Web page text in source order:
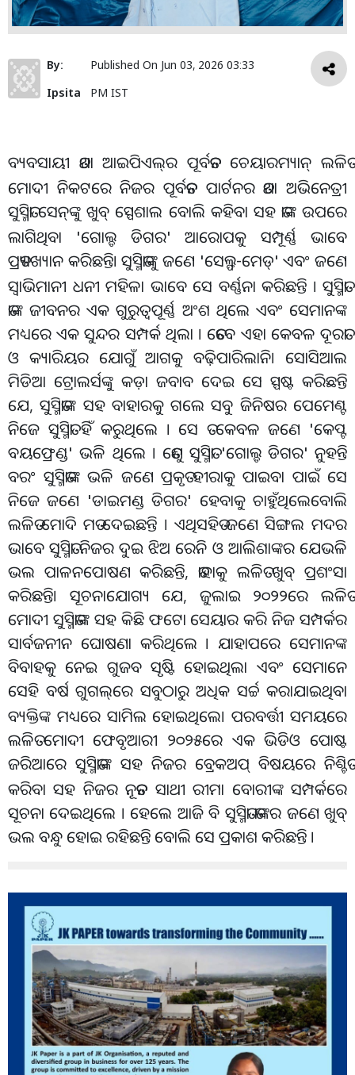
By:
Ipsita
Published On Jun 03, 2026 03:33
PM IST
ବ୍ୟବସାୟୀ ତଥା ଆଇପିଏଲ୍ର ପୂର୍ବତନ ଚେୟାରମ୍ୟାନ୍ ଲଳିତ
ମୋଦୀ ନିକଟରେ ନିଜର ପୂର୍ବତନ ପାର୍ଟନର ତଥା ଅଭିନେତ୍ରୀ
ସୁସ୍ମିତା ସେନ୍ଙ୍କୁ ଖୁବ୍ ସ୍ପେଶାଲ ବୋଲି କହିବା ସହ ତାଙ୍କ ଉପରେ
ଲାଗିଥିବା 'ଗୋଲ୍ଡ ଡିଗର' ଆରୋପକୁ ସମ୍ପୂର୍ଣ୍ଣ ଭାବେ
ପ୍ରତ୍ୟାଖ୍ୟାନ କରିଛନ୍ତି। ସୁସ୍ମିତାଙ୍କୁ ଜଣେ 'ସେଲ୍ଫ-ମେଡ୍' ଏବଂ ଜଣେ
ସ୍ୱାଭିମାନୀ ଧନୀ ମହିଳା ଭାବେ ସେ ବର୍ଣ୍ଣନା କରିଛନ୍ତି । ସୁସ୍ମିତା
ତାଙ୍କ ଜୀବନର ଏକ ଗୁରୁତ୍ୱପୂର୍ଣ୍ଣ ଅଂଶ ଥିଲେ ଏବଂ ସେମାନଙ୍କ
ମଧ୍ୟରେ ଏକ ସୁନ୍ଦର ସମ୍ପର୍କ ଥିଲା । ତେବେ ଏହା କେବଳ ଦୂରତା
ଓ କ୍ୟାରିୟର ଯୋଗୁଁ ଆଗକୁ ବଢ଼ିପାରିଲାନି। ସୋସିଆଲ
ମିଡିଆ ଟ୍ରୋଲର୍ସଙ୍କୁ କଡ଼ା ଜବାବ ଦେଇ ସେ ସ୍ପଷ୍ଟ କରିଛନ୍ତି
ଯେ, ସୁସ୍ମିତାଙ୍କ ସହ ବାହାରକୁ ଗଲେ ସବୁ ଜିନିଷର ପେମେଣ୍ଟ
ନିଜେ ସୁସ୍ମିତା ହିଁ କରୁଥିଲେ । ସେ ତ କେବଳ ଜଣେ 'କେପ୍ଟ
ବୟଫ୍ରେଣ୍ଡ' ଭଳି ଥିଲେ । ତେଣୁ ସୁସ୍ମିତା 'ଗୋଲ୍ଡ ଡିଗର' ନୁହନ୍ତି
ବରଂ ସୁସ୍ମିତାଙ୍କ ଭଳି ଜଣେ ପ୍ରକୃତ ହୀରାକୁ ପାଇବା ପାଇଁ ସେ
ନିଜେ ଜଣେ 'ଡାଇମଣ୍ଡ ଡିଗର' ହେବାକୁ ଚାହୁଁଥିଲେବୋଲି
ଲଳିତ ମୋଦି ମତ ଦେଇଛନ୍ତି । ଏଥିସହିତ ଜଣେ ସିଙ୍ଗଲ ମଦର
ଭାବେ ସୁସ୍ମିତା ନିଜର ଦୁଇ ଝିଅ ରେନି ଓ ଆଲିଶାଙ୍କର ଯେଭଳି
ଭଲ ପାଳନପୋଷଣ କରିଛନ୍ତି, ତାହାକୁ ଲଳିତ ଖୁବ୍ ପ୍ରଶଂସା
କରିଛନ୍ତି। ସୂଚନାଯୋଗ୍ୟ ଯେ, ଜୁଲାଇ ୨୦୨୨ରେ ଲଳିତ
ମୋଦୀ ସୁସ୍ମିତାଙ୍କ ସହ କିଛି ଫଟୋ ସେୟାର କରି ନିଜ ସମ୍ପର୍କର
ସାର୍ବଜନୀନ ଘୋଷଣା କରିଥିଲେ । ଯାହାପରେ ସେମାନଙ୍କ
ବିବାହକୁ ନେଇ ଗୁଜବ ସୃଷ୍ଟି ହୋଇଥିଲା ଏବଂ ସେମାନେ
ସେହି ବର୍ଷ ଗୁଗଲ୍ରେ ସବୁଠାରୁ ଅଧିକ ସର୍ଚ୍ଚ କରାଯାଇଥିବା
ବ୍ୟକ୍ତିଙ୍କ ମଧ୍ୟରେ ସାମିଲ ହୋଇଥିଲେ। ପରବର୍ତ୍ତୀ ସମୟରେ
ଲଳିତ ମୋଦୀ ଫେବୃଆରୀ ୨୦୨୫ରେ ଏକ ଭିଡିଓ ପୋଷ୍ଟ
ଜରିଆରେ ସୁସ୍ମିତାଙ୍କ ସହ ନିଜର ବ୍ରେକଅପ୍ ବିଷୟରେ ନିଶ୍ଚିତ
କରିବା ସହ ନିଜର ନୂତନ ସାଥୀ ରୀମା ବୋରୀଙ୍କ ସମ୍ପର୍କରେ
ସୂଚନା ଦେଇଥିଲେ । ହେଲେ ଆଜି ବି ସୁସ୍ମିତା ତାଙ୍କର ଜଣେ ଖୁବ୍
ଭଲ ବନ୍ଧୁ ହୋଇ ରହିଛନ୍ତି ବୋଲି ସେ ପ୍ରକାଶ କରିଛନ୍ତି ।